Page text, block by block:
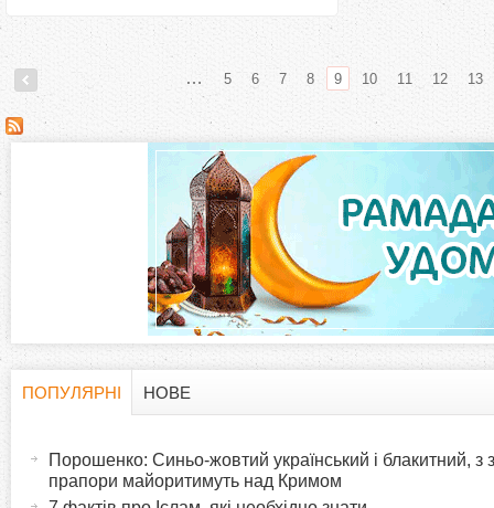
С
т
о
і
н
и
… 5 6 7 8 9 10 11 12 13
ПОПУЛЯРНІ
НОВЕ
Порошенко: Синьо-жовтий український і блакитний, з
прапори майоритимуть над Кримом